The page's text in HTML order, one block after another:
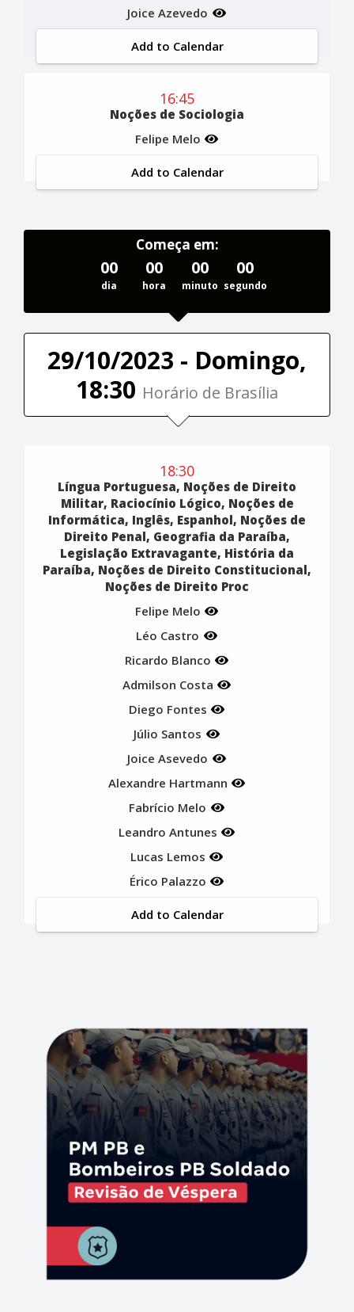
Joice Azevedo
Add to Calendar
16:45
Noções de Sociologia
Felipe Melo
Add to Calendar
Começa em:
00
dia
00
hora
00
minuto
00
segundo
29/10/2023 - Domingo,
18:30 Horário de Brasília
18:30
Língua Portuguesa, Noções de Direito
Militar, Raciocínio Lógico, Noções de
Informática, Inglês, Espanhol, Noções de
Direito Penal, Geografia da Paraíba,
Legislação Extravagante, História da
Paraíba, Noções de Direito Constitucional,
Noções de Direito Proc
Felipe Melo
Léo Castro
Ricardo Blanco
Admilson Costa
Diego Fontes
Júlio Santos
Joice Asevedo
Alexandre Hartmann
Fabrício Melo
Leandro Antunes
Lucas Lemos
Érico Palazzo
Add to Calendar